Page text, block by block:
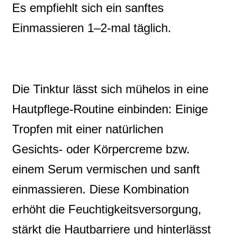
Es empfiehlt sich ein sanftes
Einmassieren 1–2‑mal täglich.
Die Tinktur lässt sich mühelos in eine
Hautpflege‑Routine einbinden: Einige
Tropfen mit einer natürlichen
Gesichts‑ oder Körpercreme bzw.
einem Serum vermischen und sanft
einmassieren. Diese Kombination
erhöht die Feuchtigkeitsversorgung,
stärkt die Hautbarriere und hinterlässt